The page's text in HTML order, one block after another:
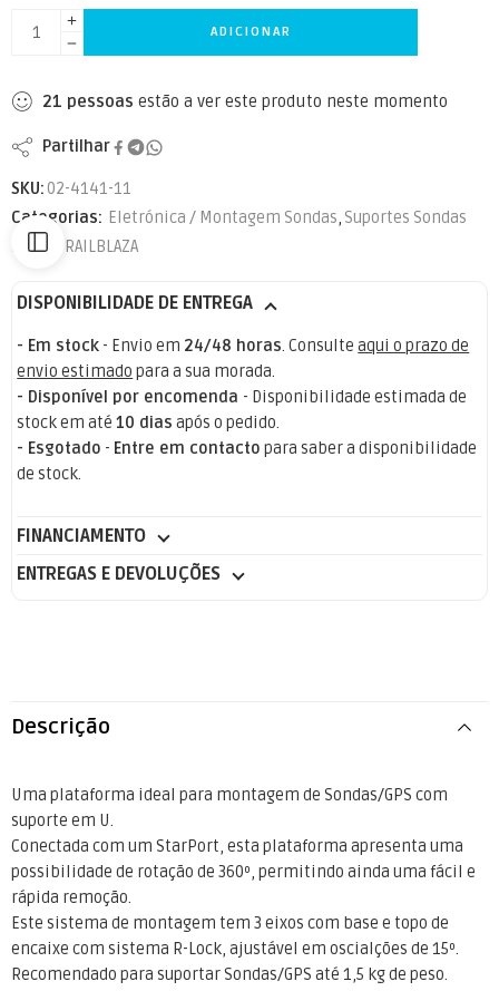
ADICIONAR
21 pessoas estão a ver este produto neste momento
Partilhar
SKU: 02-4141-11
Categorias: Eletrónica / Montagem Sondas, Suportes Sondas
Marca:
RAILBLAZA
DISPONIBILIDADE DE ENTREGA
- Em stock - Envio em 24/48 horas. Consulteaqui o prazo de
envio estimado para a sua morada.
- Disponível por encomenda - Disponibilidade estimada de
stock em até10 dias após o pedido.
- Esgotado - Entre em contacto para saber a disponibilidade
de stock.
FINANCIAMENTO
ENTREGAS E DEVOLUÇÕES
Descrição
Uma plataforma ideal para montagem de Sondas/GPS com
suporte em U.
Conectada com um StarPort, esta plataforma apresenta uma
possibilidade de rotação de 360º, permitindo ainda uma fácil e
rápida remoção.
Este sistema de montagem tem 3 eixos com base e topo de
encaixe com sistema R-Lock, ajustável em oscialções de 15º.
Recomendado para suportar Sondas/GPS até 1,5 kg de peso.